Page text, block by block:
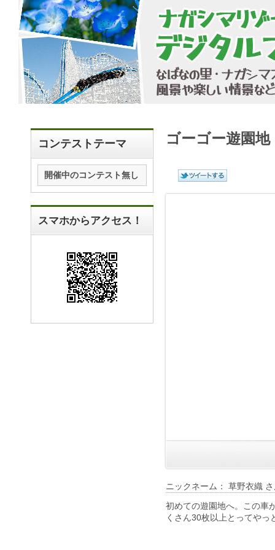
コンテストテーマ
開催中のコンテスト無し
スマホからアクセス！
ゴーゴー遊園地
ニックネーム： 草野衣織
初めての遊園地へ。この車
くさん30枚以上とってやっ